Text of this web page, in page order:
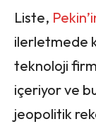
Liste,
ilerletmede
teknoloji
içeriyor ve
jeopolitik